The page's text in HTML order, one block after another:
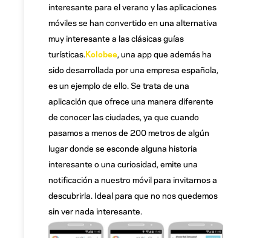
interesante para el verano y las aplicaciones
móviles se han convertido en una alternativa
muy interesante a las clásicas guías
turísticas.Kolobee, una app que además ha
sido desarrollada por una empresa española,
es un ejemplo de ello. Se trata de una
aplicación que ofrece una manera diferente
de conocer las ciudades, ya que cuando
pasamos a menos de 200 metros de algún
lugar donde se esconde alguna historia
interesante o una curiosidad, emite una
notificación a nuestro móvil para invitarnos a
descubrirla. Ideal para que no nos quedemos
sin ver nada interesante.